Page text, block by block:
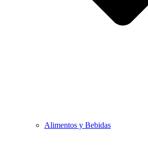
Alimentos y Bebidas